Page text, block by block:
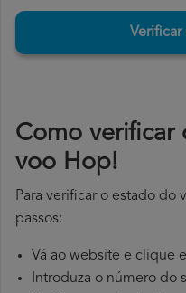
Verificar
​Como verificar
voo Hop!
Para verificar o estado do
passos:
Vá ao website e clique
Introduza o número do